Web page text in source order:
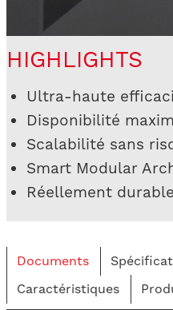
HIGHLIGHTS
Ultra-haute
Disponibilité
Scalabilité sans
Smart Modular
Réellement durable
Documents
Caractéristiques